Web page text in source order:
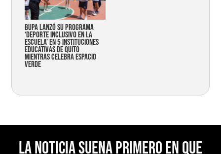
Bupa lanzó su programa
‘Deporte Inclusivo en la
Escuela’ en 5 instituciones
educativas de Quito
mientras celebra espacio
verde
La noticia suena primero en Que